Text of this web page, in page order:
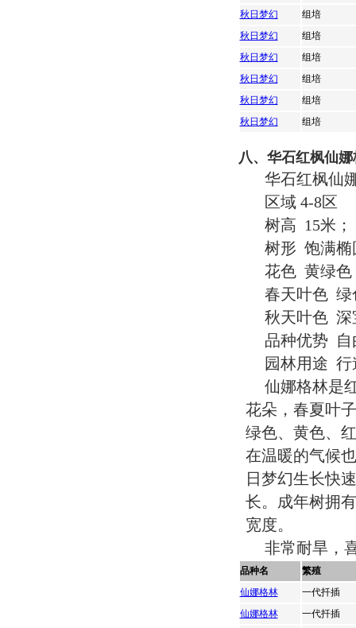
秋日梦幻
组培
秋日梦幻
组培
秋日梦幻
组培
秋日梦幻
组培
秋日梦幻
组培
秋日梦幻
组培
八、华石红枫仙娜
华石红枫仙
区域 4-8区
树高 15米
树形 饱满椭
花色 黄绿色
春天叶色 绿
秋天叶色 深
品种优势 自
园林用途 行
仙娜格林是
花朵，春夏叶
绿色、黄色、
在温暖的气候
日梦幻生长快
长。成年树拥
宽度。
非常耐旱，
品种名
繁殖
仙娜格林
一代扦插
仙娜格林
一代扦插